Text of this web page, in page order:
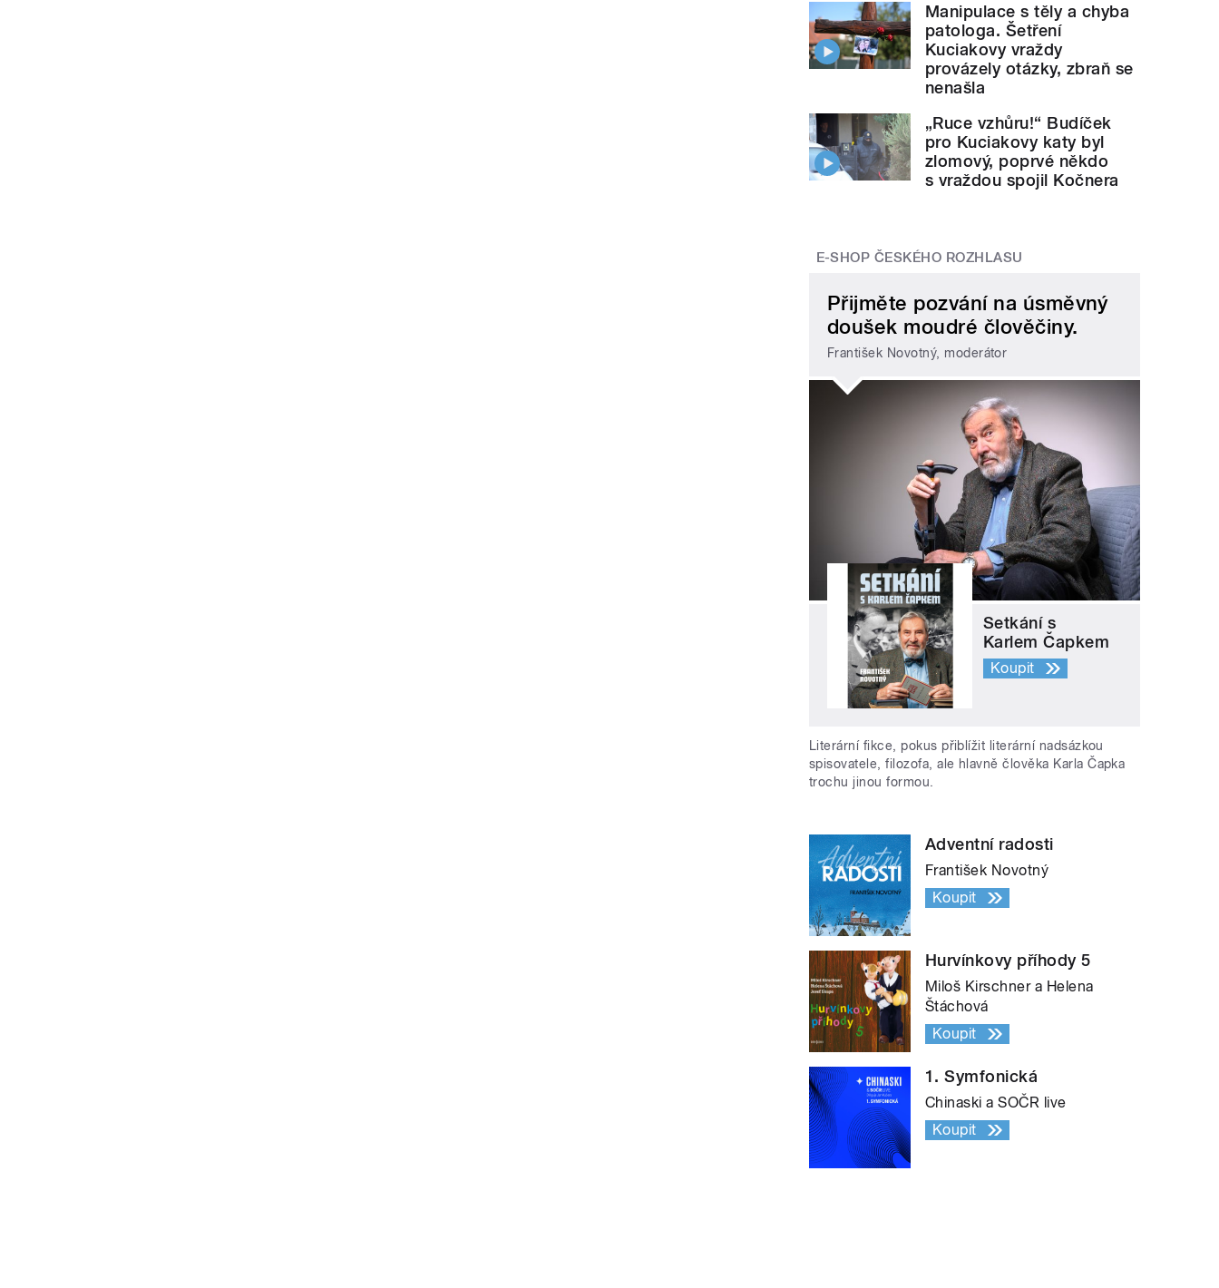
Manipulace s těly a chyba
patologa. Šetření
Kuciakovy vraždy
provázely otázky, zbraň se
nenašla
„Ruce vzhůru!“ Budíček
pro Kuciakovy katy byl
zlomový, poprvé někdo
s vraždou spojil Kočnera
E-SHOP ČESKÉHO ROZHLASU
Přijměte pozvání na úsměvný
doušek moudré člověčiny.
František Novotný, moderátor
Setkání s
Karlem Čapkem
Koupit
Literární fikce, pokus přiblížit literární nadsázkou
spisovatele, filozofa, ale hlavně člověka Karla Čapka
trochu jinou formou.
Adventní radosti
František Novotný
Koupit
Hurvínkovy příhody 5
Miloš Kirschner a Helena
Štáchová
Koupit
1. Symfonická
Chinaski a SOČR live
Koupit